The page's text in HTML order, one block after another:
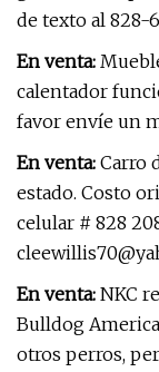
de texto al 828-
En venta:
calentador
favor envíe un
En venta: Carro
estado. Costo
celular # 828
En venta: NKC
Bulldog
otros perros,